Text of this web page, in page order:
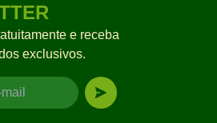
e receba
exclusivos.